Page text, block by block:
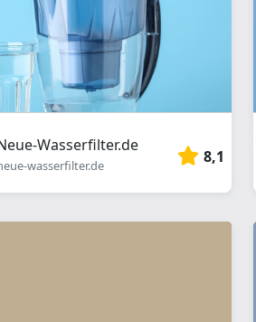
Wasserfilter.de
wasserfilter.de 8,1